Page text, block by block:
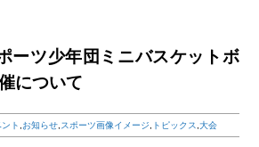
ーツ少年団ミニバスケットボ
について
ト ,お知らせ,スポーツ画像イメージ, トピックス,大会